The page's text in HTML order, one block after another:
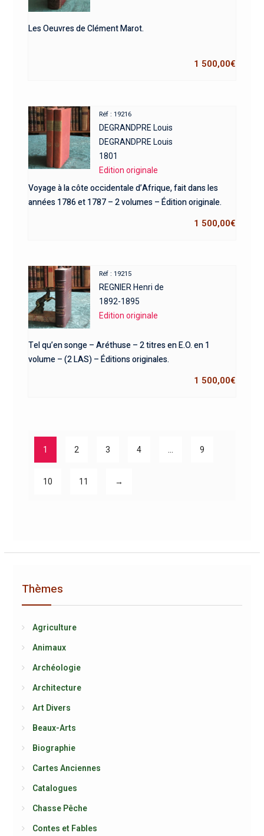
Les Oeuvres de Clément Marot.
1 500,00€
Réf : 19216
DEGRANDPRE Louis
DEGRANDPRE Louis
1801
Edition originale
Voyage à la côte occidentale d’Afrique, fait dans les
années 1786 et 1787 – 2 volumes – Édition originale.
1 500,00€
Réf : 19215
REGNIER Henri de
1892-1895
Edition originale
Tel qu’en songe – Aréthuse – 2 titres en E.O. en 1
volume – (2 LAS) – Éditions originales.
1 500,00€
1 2 3 4 … 9
10 11 →
Thèmes
Agriculture
Animaux
Archéologie
Architecture
Art Divers
Beaux-Arts
Biographie
Cartes Anciennes
Catalogues
Chasse Pêche
Contes et Fables